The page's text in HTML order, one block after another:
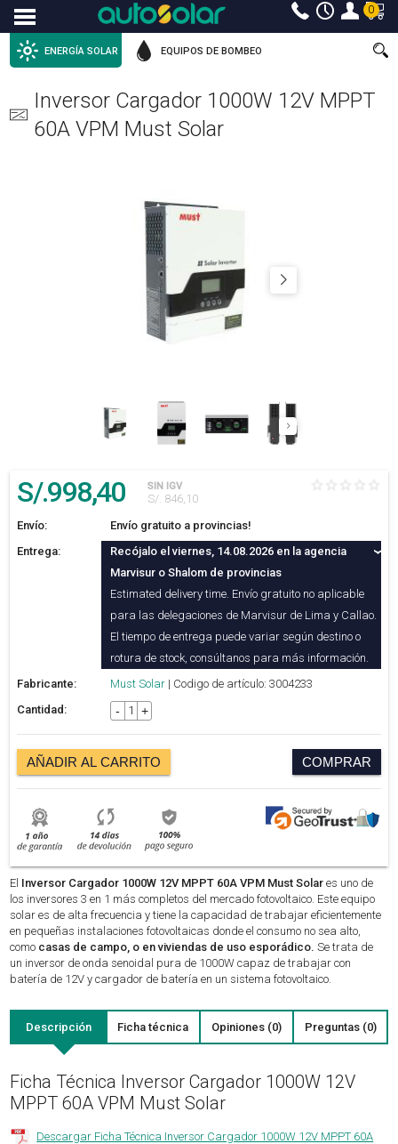
Menu 0
ENERGÍA SOLAR EQUIPOS DE BOMBEO
Inversor Cargador 1000W 12V MPPT
60A VPM Must Solar
S/.998,40 SIN IGV
S/. 846,10
Envío:
Envío gratuito a provincias!
Entrega:
Recójalo el viernes, 14.08.2026 en la agencia
Marvisur o Shalom de provincias
Estimated delivery time. Envío gratuito no aplicable
para las delegaciones de Marvisur de Lima y Callao.
El tiempo de entrega puede variar según destino o
rotura de stock, consúltanos para más información.
Fabricante:
Must Solar | Codigo de artículo: 3004233
Cantidad:
- +
AÑADIR AL CARRITO COMPRAR
El Inversor Cargador 1000W 12V MPPT 60A VPM Must Solares uno de
los inversores 3 en 1 más completos del mercado fotovoltaico. Este equipo
solar es de alta frecuencia y tiene la capacidad de trabajar eficientemente
en pequeñas instalaciones fotovoltaicas donde el consumo no sea alto,
como casas de campo, o en viviendas de uso esporádico.Se trata de
un inversor de onda senoidal pura de 1000W capaz de trabajar con
batería de 12V y cargador de batería en un sistema fotovoltaico.
Descripción Ficha técnica Opiniones (0) Preguntas (0)
Ficha Técnica Inversor Cargador 1000W 12V
MPPT 60A VPM Must Solar
Descargar Ficha Técnica Inversor Cargador 1000W 12V MPPT 60A